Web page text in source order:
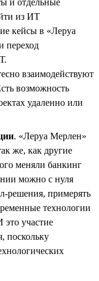
из ИТ
кейсы в «Леруа
переход
взаимодействуют
возможность
удаленно или
. «Леруа Мерлен»
же, как другие
меняли банкинг
можно с нуля
решения, примерять
технологии
это участие
поскольку